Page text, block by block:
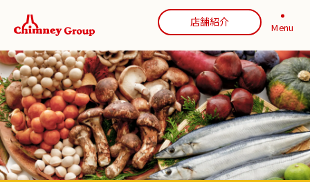
店舗紹介 Menu